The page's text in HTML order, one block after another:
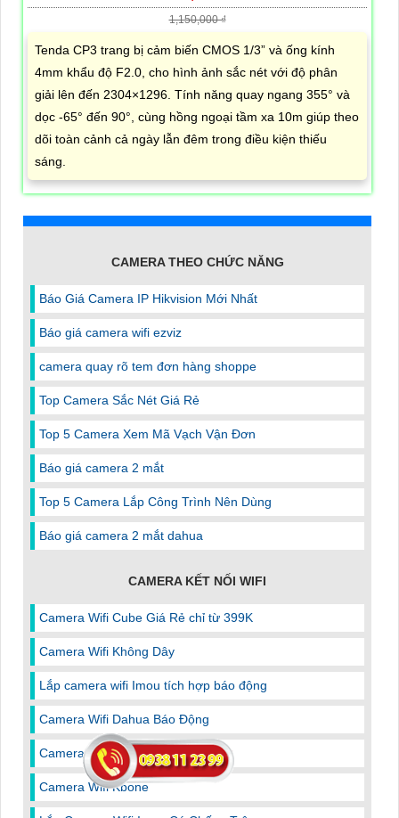
1,150,000 ₫
Tenda CP3 trang bị cảm biến CMOS 1/3” và ống kính
4mm khẩu độ F2.0, cho hình ảnh sắc nét với độ phân
giải lên đến 2304×1296. Tính năng quay ngang 355° và
dọc -65° đến 90°, cùng hồng ngoại tầm xa 10m giúp theo
dõi toàn cảnh cả ngày lẫn đêm trong điều kiện thiếu
sáng.
CAMERA THEO CHỨC NĂNG
Báo Giá Camera IP Hikvision Mới Nhất
Báo giá camera wifi ezviz
camera quay rõ tem đơn hàng shoppe
Top Camera Sắc Nét Giá Rẻ
Top 5 Camera Xem Mã Vạch Vận Đơn
Báo giá camera 2 mắt
Top 5 Camera Lắp Công Trình Nên Dùng
Báo giá camera 2 mắt dahua
CAMERA KẾT NỐI WIFI
Camera Wifi Cube Giá Rẻ chỉ từ 399K
Camera Wifi Không Dây
Lắp camera wifi Imou tích hợp báo động
Camera Wifi Dahua Báo Động
Camera Wifi Ezviz Cube Giá Rẻ
Camera Wifi Kbone